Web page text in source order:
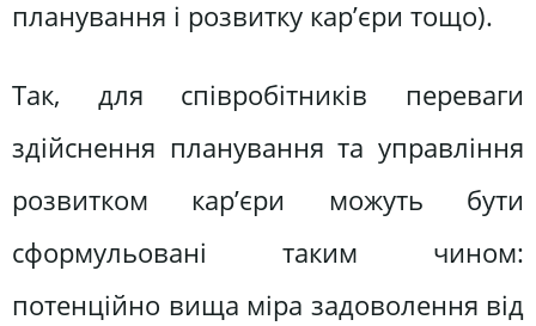
планування і розвитку кар’єри тощо).
Так, для співробітників переваги
здійснення планування та управління
розвитком кар’єри можуть бути
сформульовані таким чином:
потенційно вища міра задоволення від